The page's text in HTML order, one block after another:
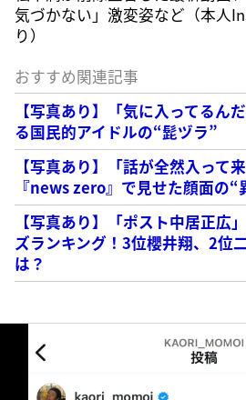
気づかない」激変姿など（本人
り）
おすすめ関連記事
【写真あり】「気に入ってるん
る国民的アイドルの“髭ヅラ”
【写真あり】「話が全然入って
『news zero』で見せた顔面の
【写真あり】「ポスト中居正広
ズランキング！3位櫻井翔、2位
は？